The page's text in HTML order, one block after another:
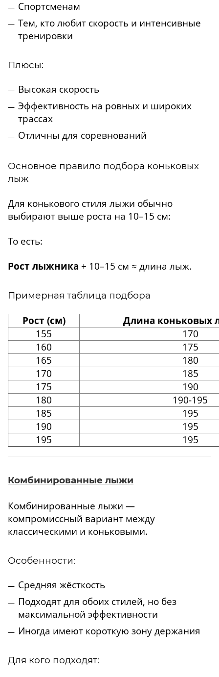
Спортсменам
Тем, кто любит скорость и интенсивные
тренировки
Плюсы:
Высокая скорость
Эффективность на ровных и широких
трассах
Отличны для соревнований
Основное правило подбора коньковых
лыж
Для конькового стиля лыжи обычно
выбирают выше роста на 10–15 см:
То есть:
Рост лыжника + 10–15 см ≈ длина лыж.
Примерная таблица подбора
Рост (см)
Длина коньковых
155
170
160
175
165
180
170
185
175
190
180
190-195
185
195
190
195
195
195
Комбинированные лыжи
Комбинированные лыжи —
компромиссный вариант между
классическими и коньковыми.
Особенности:
Средняя жёсткость
Подходят для обоих стилей, но без
максимальной эффективности
Иногда имеют короткую зону держания
Для кого подходят: